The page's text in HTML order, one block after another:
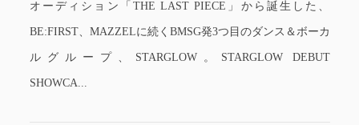
オーディション「THE LAST PIECE」から誕生した、
BE:FIRST、MAZZELに続くBMSG発3つ目のダンス＆ボーカ
ルグループ、STARGLOW。STARGLOW DEBUT
SHOWCA...